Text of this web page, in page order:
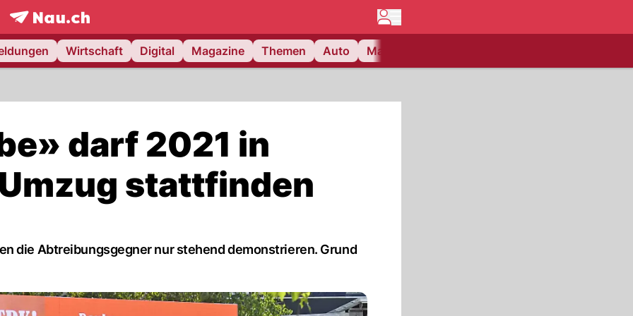
frontpage.NAU.ch
Wirtschaft Digital Magazine Themen Auto Matchcenter
darf 2021 in
stattfinden
die Abtreibungsgegner nur stehend demonstrieren. Grund